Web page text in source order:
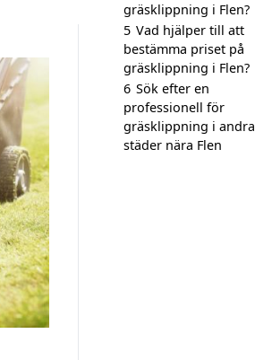
gräsklippning i Flen?
5 Vad hjälper till att
bestämma priset på
gräsklippning i Flen?
6 Sök efter en
professionell för
gräsklippning i andra
städer nära Flen